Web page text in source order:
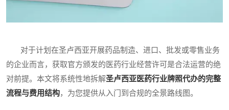
对于计划在圣卢西亚开展药品制造、进口、批发或零售业务
的企业而言，获取官方颁发的医药行业经营许可是合法运营的绝
对前提。本文将系统性地拆解圣卢西亚医药行业牌照代办的完整
流程与费用结构，为您提供从入门到合规的全景路线图。